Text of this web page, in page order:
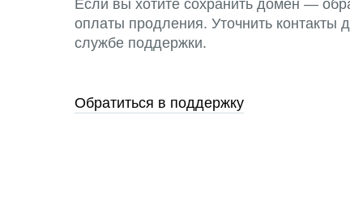
Если вы хотите сохранить домен —
оплаты продления. Уточнить контакты
службе поддержки.
Обратиться в поддержку